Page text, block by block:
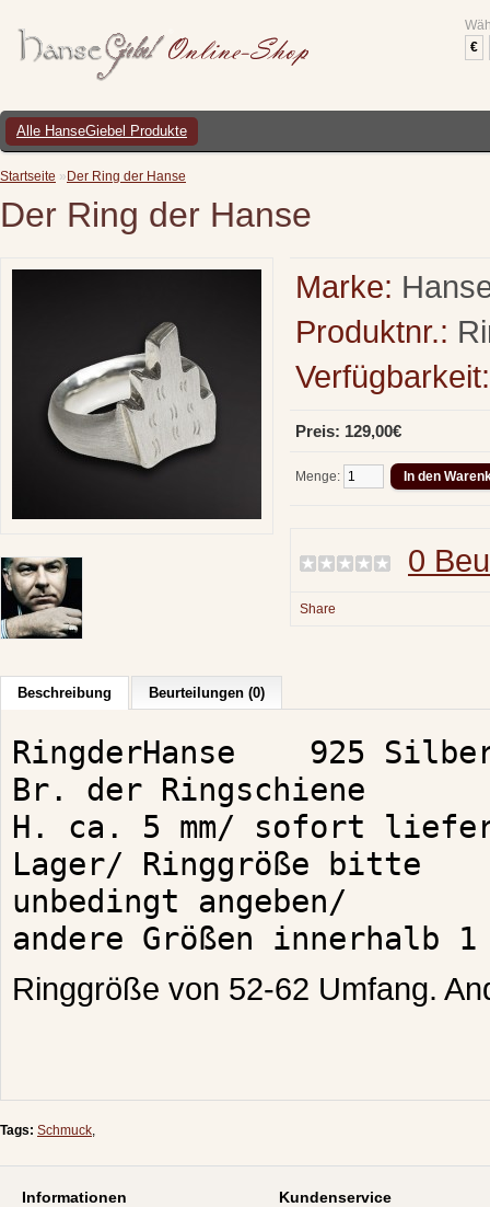
€
Alle HanseGiebel Produkte
Startseite » Der Ring der Hanse
Der Ring der Hanse
Marke:
Produktnr.:
Verfügbarkeit:
Preis: 129,00€
Menge:
0
Share
Beschreibung Beurteilungen (0)
RingderHanse    925
Br. der Ringschiene
H. ca. 5 mm/ sofort
Lager/ Ringgröße bitte
unbedingt angeben/
andere Größen innerhalb
Ringgröße von 52-62 Umfang.
Tags: Schmuck,
Informationen Kundenservice